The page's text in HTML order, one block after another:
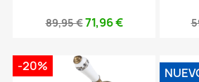
89,95 €71,96 €
-20%